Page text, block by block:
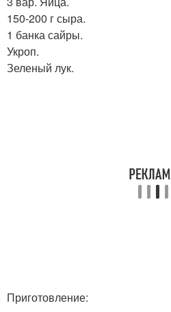
150-200 г сыра.
1 банка сайры.
Укроп.
Зеленый лук.
Приготовление: